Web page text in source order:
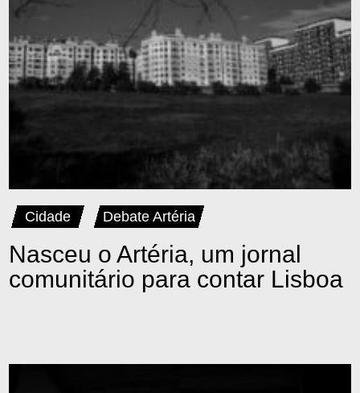
Nasceu o Artéria, um jornal
comunitário para contar Lisboa
Cidade Debate Artéria